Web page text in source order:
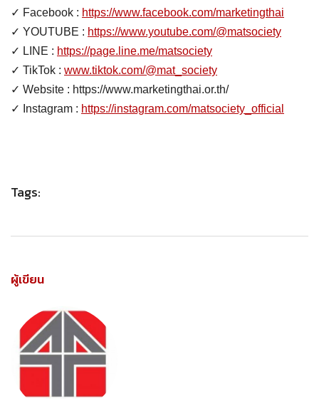
✓ Facebook : https://www.facebook.com/marketingthai
✓ YOUTUBE : https://www.youtube.com/@matsociety
✓ LINE : https://page.line.me/matsociety
✓ TikTok : www.tiktok.com/@mat_society
✓ Website : https://www.marketingthai.or.th/
✓ Instagram : https://instagram.com/matsociety_official
Tags:
ผู้เขียน